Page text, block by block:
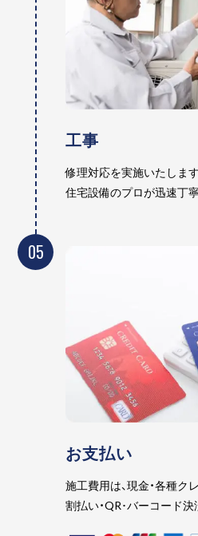
工事
修理対応を実施いたします
住宅設備のプロが迅速丁
05
お支払い
施工費用は、現金・各種ク
割払い・QR･バーコード